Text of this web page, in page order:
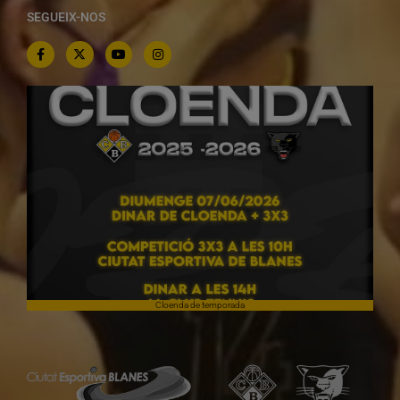
SEGUEIX-NOS
Cloenda de temporada